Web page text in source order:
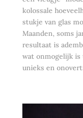
kolossale
stukje van glas
Maanden, soms
resultaat is
wat onmogelijk is
unieks en